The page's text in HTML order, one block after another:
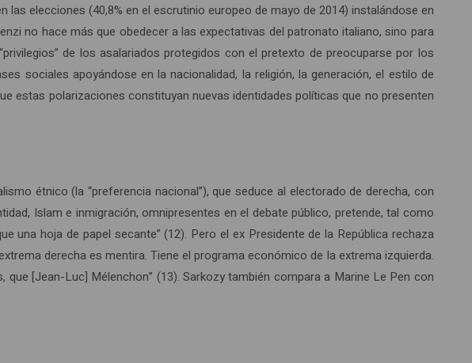
elecciones (40,8% en el escrutinio europeo de mayo de 2014) instalándose en
no hace más que obedecer a las expectativas del patronato italiano, sino para
de los asalariados protegidos con el pretexto de preocuparse por los
sociales apoyándose en la nacionalidad, la religión, la generación, el estilo de
estas polarizaciones constituyan nuevas identidades políticas que no presenten
étnico (la “preferencia nacional”), que seduce al electorado de derecha, con
Islam e inmigración, omnipresentes en el debate público, pretende, tal como
hoja de papel secante” (12). Pero el ex Presidente de la República rechaza
derecha es mentira. Tiene el programa económico de la extrema izquierda.
[Jean-Luc] Mélenchon” (13). Sarkozy también compara a Marine Le Pen con